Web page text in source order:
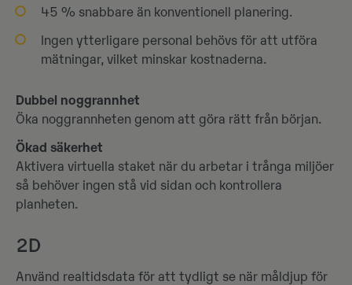
45 % snabbare än konventionell planering.
Ingen ytterligare personal behövs för att utföra
mätningar, vilket minskar kostnaderna.
Dubbel noggrannhet
Öka noggrannheten genom att göra rätt från början.
Ökad säkerhet
Aktivera virtuella staket när du arbetar i trånga miljöer
så behöver ingen stå vid sidan och kontrollera
planheten.
2D
Använd realtidsdata för att tydligt se när måldjup för